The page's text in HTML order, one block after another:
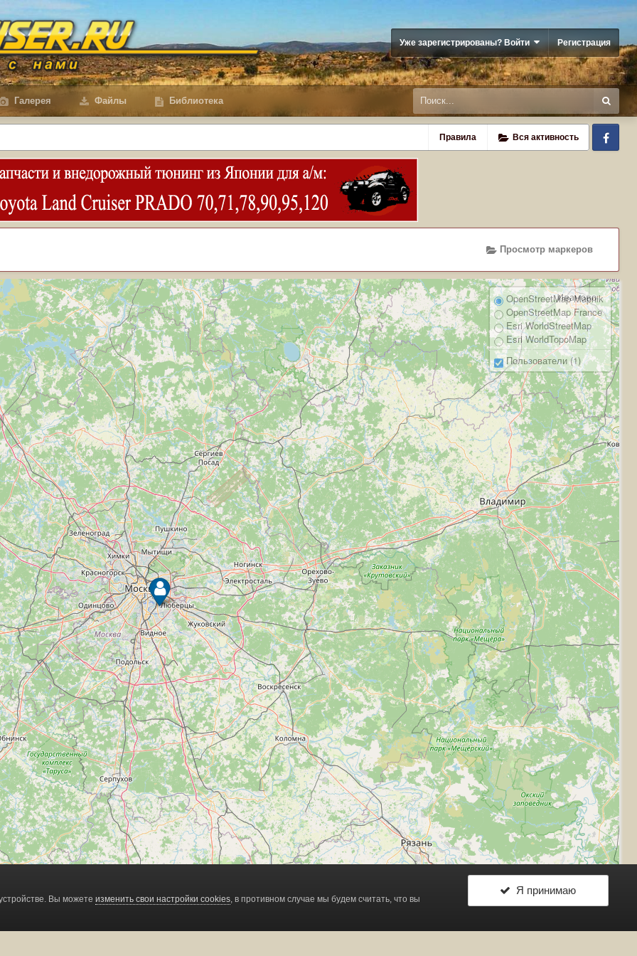
Уже зарегистрированы? Войти Регистрация
Галерея Файлы Библиотека
Правила Вся активность
Просмотр маркеров
OpenStreetMap Mapnik
OpenStreetMap France
Esri WorldStreetMap
Esri WorldTopoMap
Пользователи (1)
Вы можете изменить свои настройки cookies, в противном случае мы будем считать, что вы
Я принимаю